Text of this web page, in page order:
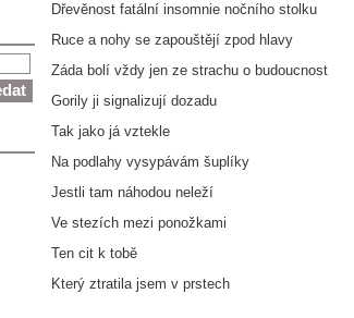
Dřevěnost fatální insomnie nočního stolku
Ruce a nohy se zapouštějí zpod hlavy
Záda bolí vždy jen ze strachu o budoucnost
Gorily ji signalizují dozadu
Tak jako já vztekle
Na podlahy vysypávám šuplíky
Jestli tam náhodou neleží
Ve stezích mezi ponožkami
Ten cit k tobě
Který ztratila jsem v prstech